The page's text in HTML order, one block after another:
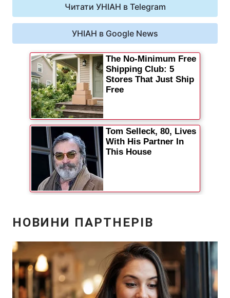
Реклама на сайті Фотобанк
Пресцентр
Читати УНІАН в Telegram
УНІАН в Google News